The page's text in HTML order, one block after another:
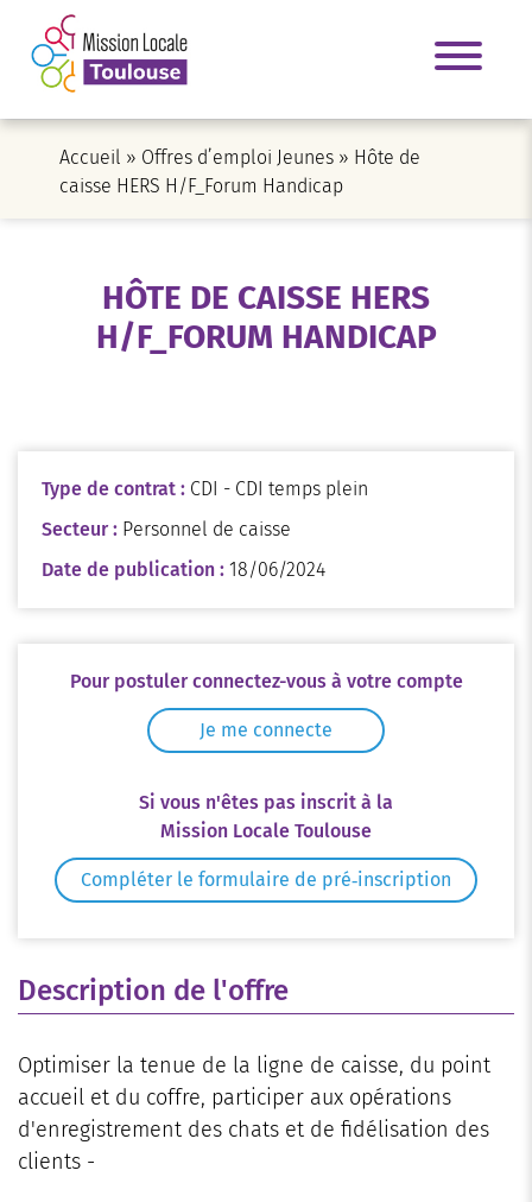
Accueil » Offres d’emploi Jeunes » Hôte de
caisse HERS H/F_Forum Handicap
HÔTE DE CAISSE HERS
H/F_FORUM HANDICAP
Description de l'offre
Optimiser la tenue de la ligne de caisse, du point
accueil et du coffre, participer aux opérations
d'enregistrement des chats et de fidélisation des
clients -
Type de contrat : CDI - CDI temps plein
Secteur : Personnel de caisse
Date de publication : 18/06/2024
Pour postuler connectez-vous à votre compte
Je me connecte
Si vous n'êtes pas inscrit à la
Mission Locale Toulouse
Compléter le formulaire de pré‑inscription